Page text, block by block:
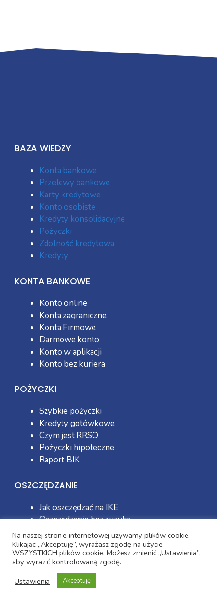
BAZA WIEDZY
Konta bankowe
Przelewy bankowe
Karty kredytowe
Konto osobiste
Kredyty konsolidacyjne
Pożyczki
Zdolność kredytowa
Kredyty
KONTA BANKOWE
Konto online
Konta zagraniczne
Konta Firmowe
Darmowe konto
Konto w aplikacji
Konto bez kuriera
POŻYCZKI
Szybkie pożyczki
Kredyty gotówkowe
Czym jest RRSO
Pożyczki hipoteczne
Raport BIK
OSZCZĘDZANIE
Jak oszczędzać na IKE
Oszczędzanie bez ryzyka
Jak wybrać lokatę
Na naszej stronie internetowej używamy plików cookie.
Klikając „Akceptuję”, wyrażasz zgodę na użycie
WSZYSTKICH plików cookie. Możesz zmienić „Ustawienia”,
aby wyrazić kontrolowaną zgodę.
Ustawienia
Akceptuję